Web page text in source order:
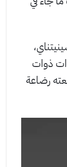
أعضاء سينيتناي،
ذوات
رضاعة